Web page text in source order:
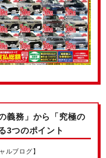
義務」から「究極の
3つのポイント
ルブログ】